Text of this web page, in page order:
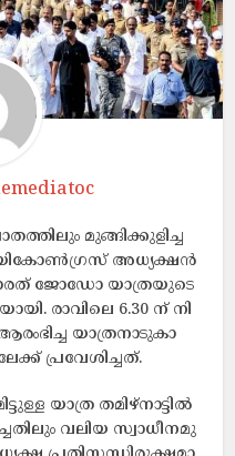
മുങ്ങിക്കുളിച്ച
അധ്യക്ഷൻ
ജോഡോ യാത്രയുടെ
രാവിലെ 6.30 ന് നി
യാത്രനാടുകാ
പ്രവേശിച്ചത്.
യാത്ര തമിഴ്നാട്ടിൽ
വലിയ സ്വാധീനമു